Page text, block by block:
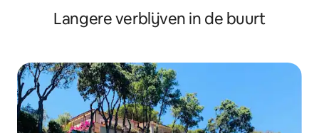
Langere verblijven in de buurt